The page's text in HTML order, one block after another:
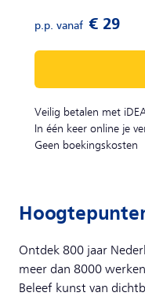
Veilig betalen met
In één keer online je
Geen boekingskosten
Ontdek 800 jaar
meer dan 8000 werken
Beleef kunst van